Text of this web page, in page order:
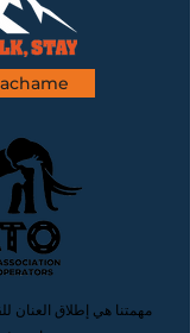
مهمتنا هي إطلاق العنان